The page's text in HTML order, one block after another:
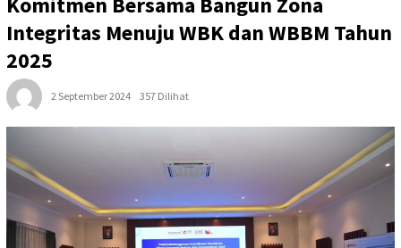
Integritas Menuju WBK dan WBBM Tahun
2025
2 September 2024 357 Dilihat